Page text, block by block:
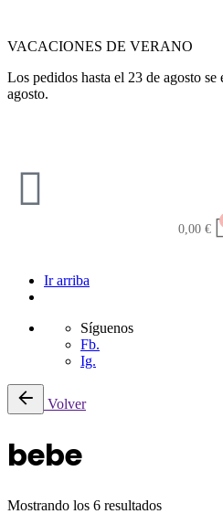
VACACIONES DE VERANO
Los pedidos hasta el 23 de agosto
agosto.
0,00 €
Ir arriba
Síguenos
Fb.
Ig.
Volver
bebe
Mostrando los 6 resultados